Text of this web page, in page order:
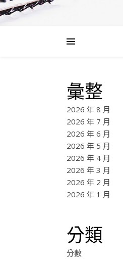
彙整
2026 年 8 月
2026 年 7 月
2026 年 6 月
2026 年 5 月
2026 年 4 月
2026 年 3 月
2026 年 2 月
2026 年 1 月
分類
分數